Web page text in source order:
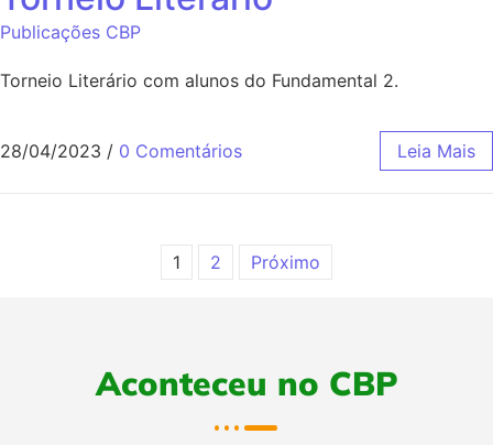
Publicações CBP
Torneio Literário com alunos do Fundamental 2.
28/04/2023 / 0 Comentários Leia Mais
1 2 Próximo
Aconteceu no CBP